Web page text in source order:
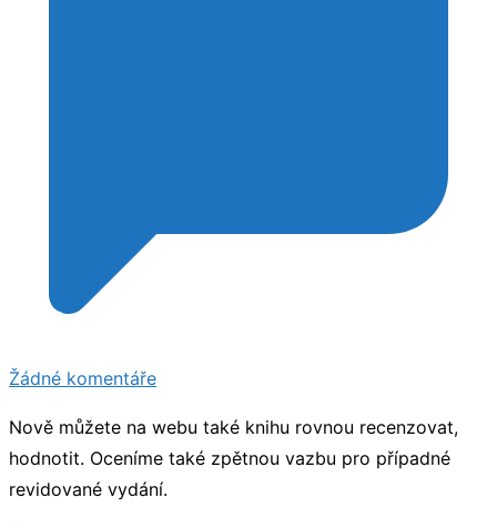
Žádné komentářeu
knihy
Nově můžete na webu také knihu rovnou recenzovat,
hodnotit. Oceníme také zpětnou vazbu pro případné
revidované vydání.